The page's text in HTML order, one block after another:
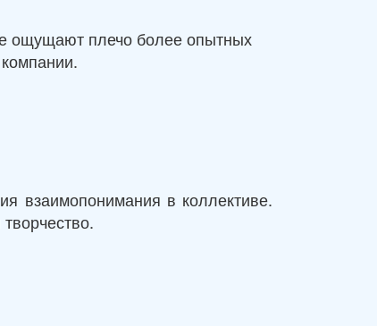
ощущают плечо более опытных
взаимопонимания в коллективе.